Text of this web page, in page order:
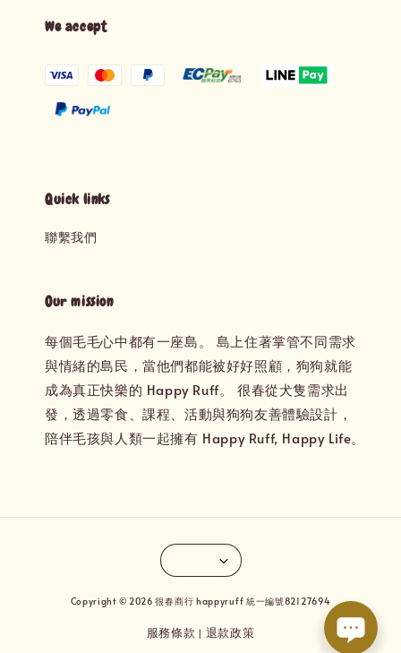
We accept
Quick links
聯繫我們
Our mission
每個毛毛心中都有一座島。 島上住著掌管不同需求
與情緒的島民，當他們都能被好好照顧，狗狗就能
成為真正快樂的 Happy Ruff。 很春從犬隻需求出
發，透過零食、課程、活動與狗狗友善體驗設計，
陪伴毛孩與人類一起擁有 Happy Ruff, Happy Life。
Copyright © 2026 很春商行 happyruff 統一編號82127694
服務條款 | 退款政策